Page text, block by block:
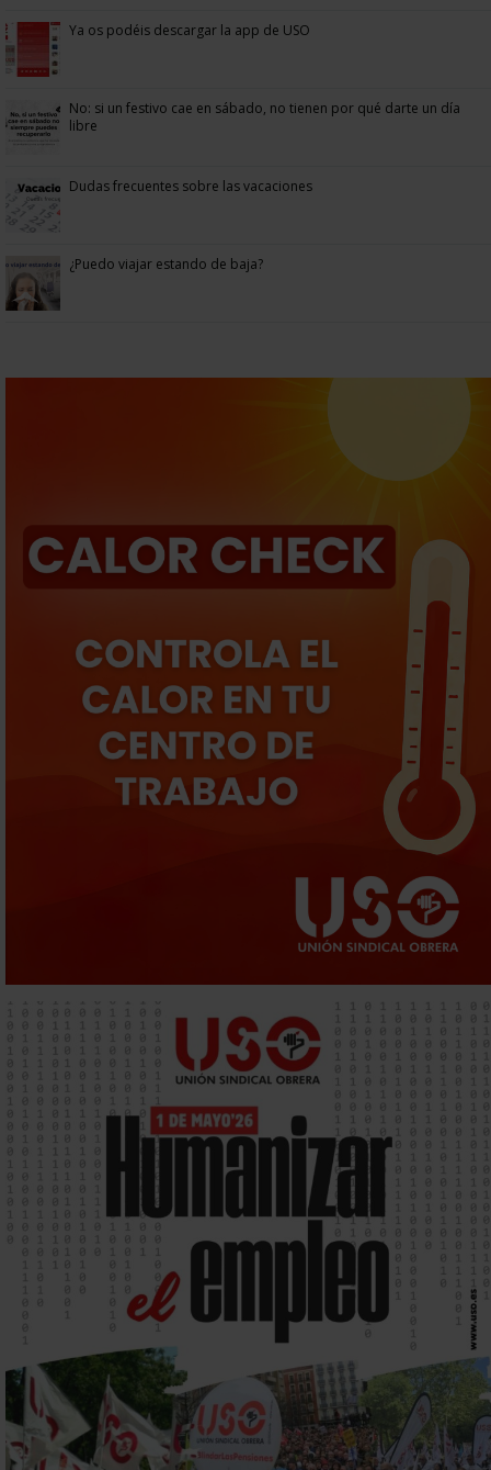
Ya os podéis descargar la app de USO
No: si un festivo cae en sábado, no tienen por qué darte un día
libre
Dudas frecuentes sobre las vacaciones
¿Puedo viajar estando de baja?